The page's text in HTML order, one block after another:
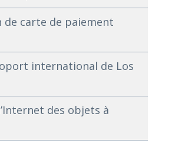
carte de paiement
international de Los
des objets à